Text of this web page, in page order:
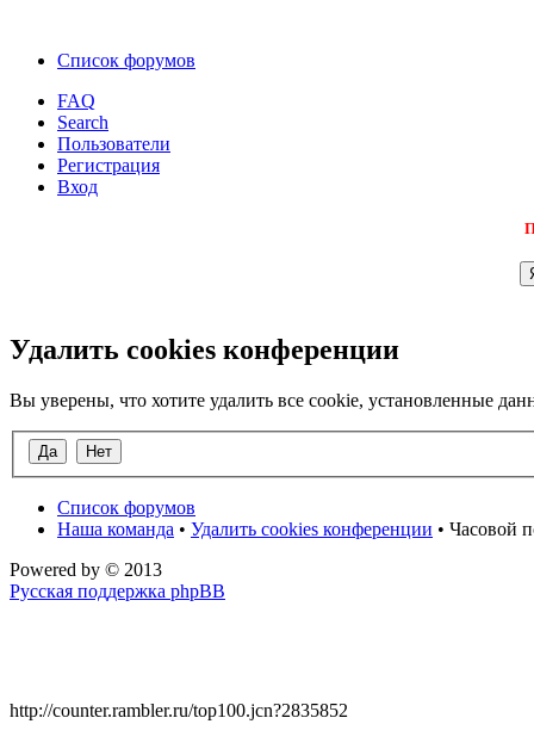
Список форумов
FAQ
Search
Пользователи
Регистрация
Вход
Удалить cookies конференции
Вы уверены, что хотите удалить все cookie, установленные
Список форумов
Наша команда • Удалить cookies конференции • Часовой
Powered by © 2013
Русская поддержка phpBB
http://counter.rambler.ru/top100.jcn?2835852